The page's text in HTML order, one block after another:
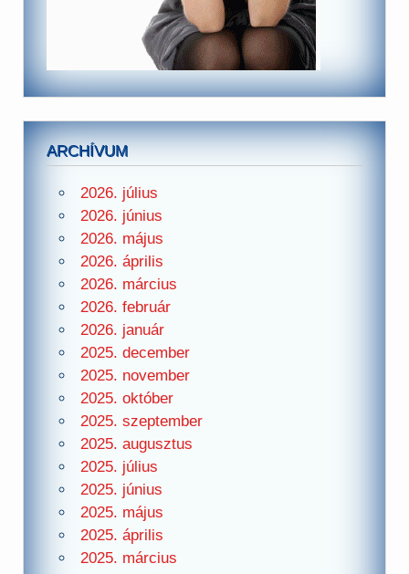
ARCHÍVUM
2026. július
2026. június
2026. május
2026. április
2026. március
2026. február
2026. január
2025. december
2025. november
2025. október
2025. szeptember
2025. augusztus
2025. július
2025. június
2025. május
2025. április
2025. március